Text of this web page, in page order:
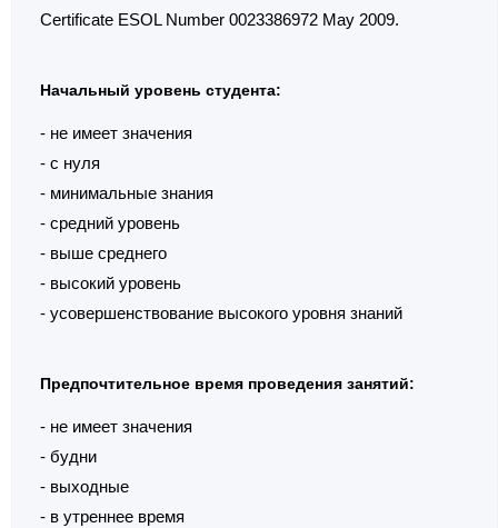
Certificate ESOL Number 0023386972 May 2009.
Начальный уровень студента:
- не имеет значения
- с нуля
- минимальные знания
- средний уровень
- выше среднего
- высокий уровень
- усовершенствование высокого уровня знаний
Предпочтительное время проведения занятий:
- не имеет значения
- будни
- выходные
- в утреннее время